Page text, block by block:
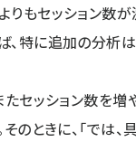
もセッション数が
、特に追加の分析
たセッション数を
のときに、「では